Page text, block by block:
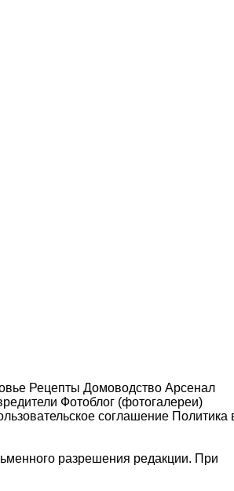
Рецепты Домоводство Арсенал
Фотоблог (фотогалереи)
соглашение Политика
разрешения редакции. При